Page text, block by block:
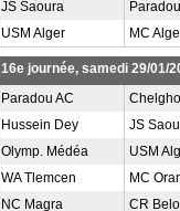
JS Saoura
USM Alger
MC
16e journée, samedi 29/01/
Paradou AC
Hussein Dey
JS
Olymp. Médéa
USM
WA Tlemcen
MC
NC Magra
CR